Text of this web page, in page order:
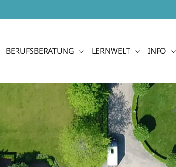
BERUFSBERATUNG LERNWELT INFO